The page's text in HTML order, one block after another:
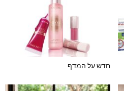
חדש על המדף